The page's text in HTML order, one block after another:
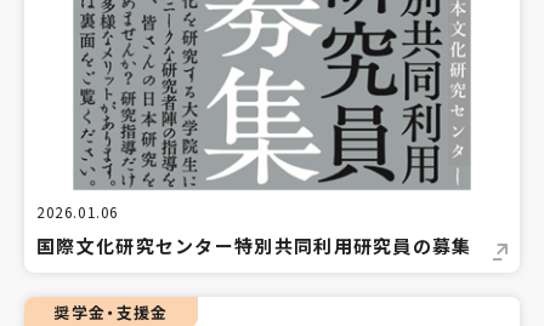
2026.01.06
国際文化研究センター特別共同利用研究員の募集
奨学金・支援金